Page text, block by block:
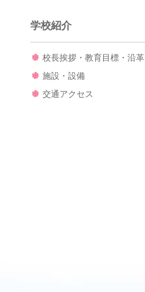
学校紹介
校長挨拶・教育目標・沿革
施設・設備
交通アクセス